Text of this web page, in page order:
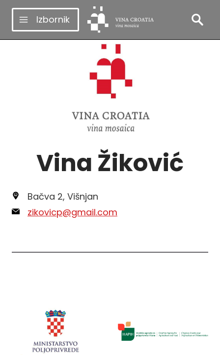
Skip
content
Izbornik
Vina Žiković
Bačva 2, Višnjan
zikovicp@gmail.com